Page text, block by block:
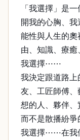
「我選擇」是
開我的心胸、
能性與人生的奧
由、知識、療
我選擇⋯⋯
我決定跟道路上
友、工匠師傅、
想的人、夥伴
而不是散播紛爭
我選擇⋯⋯在我